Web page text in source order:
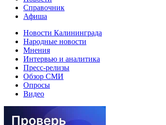
Справочник
Афиша
Новости Калининграда
Народные новости
Мнения
Интервью и аналитика
Пресс-релизы
Обзор СМИ
Опросы
Видео